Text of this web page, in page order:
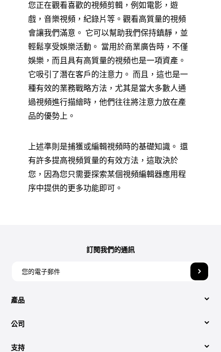
您正在觀看喜歡的視頻剪輯，例如電影，遊
戲，音樂視頻，紀錄片等。觀看高質量的視頻
會讓我們滿意。 它可以幫助我們保持鎮靜，並
輕鬆享受娛樂活動。 當用於商業廣告時，不僅
娛樂，而且具有高質量的視頻也是一項資產。
它吸引了潛在客戶的注意力。 而且，這也是一
種有效的業務戰略方法，尤其是當大多數人通
過視頻進行描繪時，他們往往將注意力放在產
品的優勢上。
上述準則是捕獲或編輯視頻時的基礎知識。 還
有許多提高視頻質量的有效方法，這取決於
您，因為您只需要探索某個視頻編輯器應用程
序中提供的更多功能即可。
產品
視頻轉換
支持
公司
關於我們
訂閱我們的通訊